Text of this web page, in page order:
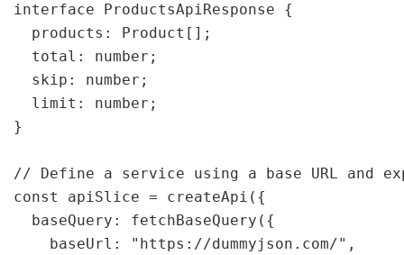
interface ProductsApiResponse {
  products: Product[];
  total: number;
  skip: number;
  limit: number;
}
// Define a service using a base URL and
const apiSlice = createApi({
  baseQuery: fetchBaseQuery({
    baseUrl: "https://dummyjson.com/",